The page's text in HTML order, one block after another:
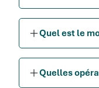
Quel est le
Quelles